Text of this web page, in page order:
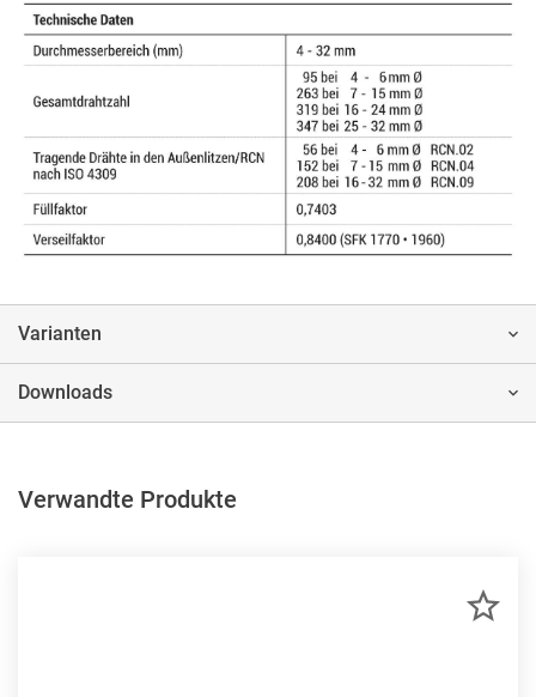
Varianten
Downloads
Verwandte Produkte